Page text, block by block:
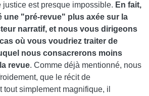
justice est presque impossible. En fait,
une "pré-revue" plus axée sur la
narratif, et nous vous dirigeons
où vous voudriez traiter de
nous consacrerons moins
revue. Comme déjà mentionné, nous
que le récit de
tout simplement magnifique, il